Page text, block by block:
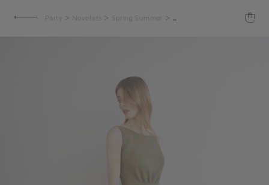
Party > Novetats > Spring Summer > Granota Madrid